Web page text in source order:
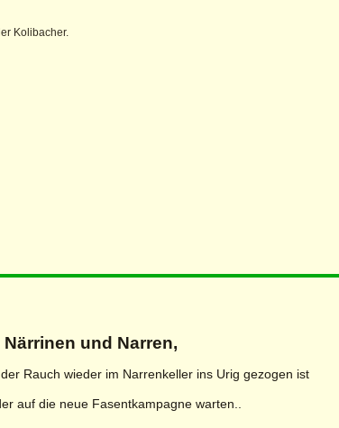
Kolibacher.
Närrinen und Narren,
Rauch wieder im Narrenkeller ins Urig gezogen ist
auf die neue Fasentkampagne warten..